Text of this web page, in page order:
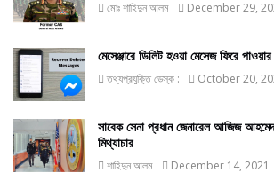
মোঃ শাহিদুন আলম December 29,
মেসেঞ্জারে ডিলিট হওয়া মেসেজ ফিরে
তথ্যপ্রযুক্তি ডেস্ক : October 20,
সাবেক সেনা প্রধান জেনারেল আজিজ
মিথ্যাচার
শাহিদুন আলম December 14, 2021